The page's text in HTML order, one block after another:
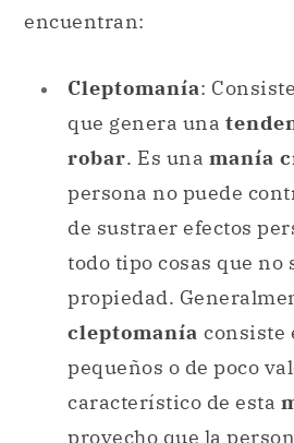
encuentran:
Cleptomanía:
que genera una
robar. Es una manía
persona no puede
de sustraer efectos
todo tipo cosas que no
propiedad.
cleptomanía consiste
pequeños o de poco
característico de esta
provecho que la